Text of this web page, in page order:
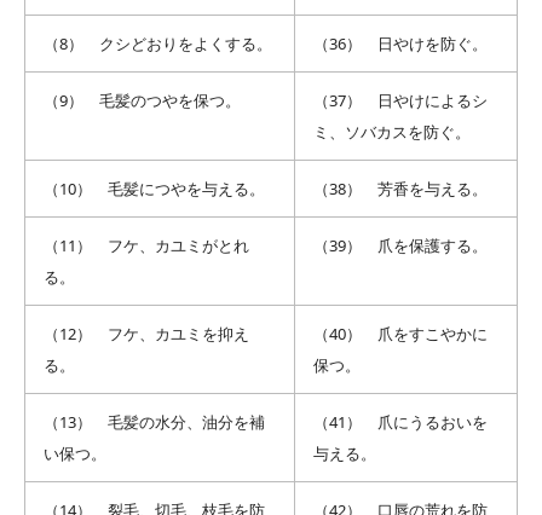
（8） クシどおりをよくする。 （36） 日やけを防ぐ。
（9） 毛髪のつやを保つ。
（37） 日やけによるシ
ミ、ソバカスを防ぐ。
（10） 毛髪につやを与える。 （38） 芳香を与える。
（11） フケ、カユミがとれ
る。
（39） 爪を保護する。
（12） フケ、カユミを抑え
る。
（40） 爪をすこやかに
保つ。
（13） 毛髪の水分、油分を補
い保つ。
（41） 爪にうるおいを
与える。